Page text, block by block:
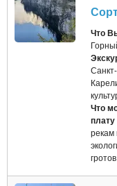
Что
Что
плату
рекам